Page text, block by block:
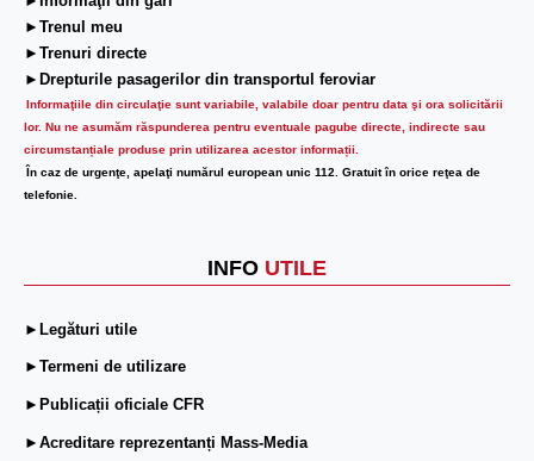
►Trenul meu
►Trenuri directe
►Drepturile pasagerilor din transportul feroviar
Informaţiile din circulaţie sunt variabile, valabile doar pentru data şi ora solicitării
lor. Nu ne asumăm răspunderea pentru eventuale pagube directe, indirecte sau
circumstanțiale produse prin utilizarea acestor informații.
În caz de urgenţe, apelaţi numărul european unic 112. Gratuit în orice reţea de
telefonie.
INFO UTILE
►Legături utile
►Termeni de utilizare
►Publicații oficiale CFR
►Acreditare reprezentanți Mass-Media